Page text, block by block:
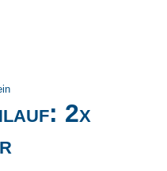
(Tschechien)“
2x